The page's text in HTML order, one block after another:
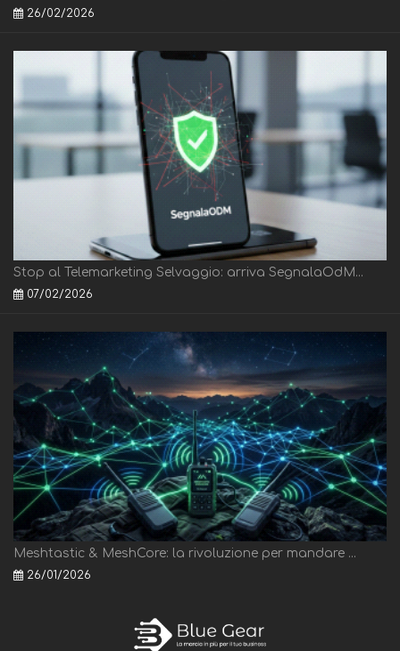
26/02/2026
Stop al Telemarketing Selvaggio: arriva SegnalaOdM...
07/02/2026
Meshtastic & MeshCore: la rivoluzione per mandare ...
26/01/2026